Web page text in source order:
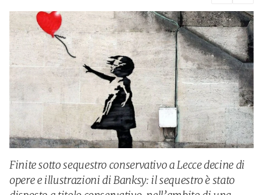
Finite sotto sequestro conservativo a Lecce decine di
opere e illustrazioni di Banksy: il sequestro è stato